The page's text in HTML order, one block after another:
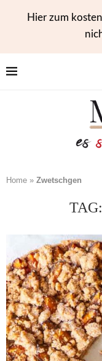
Hier zum
Home » Zwetschgen
TAG: